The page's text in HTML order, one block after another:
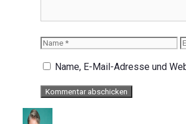
Name
Name, E-Mail-Adresse und